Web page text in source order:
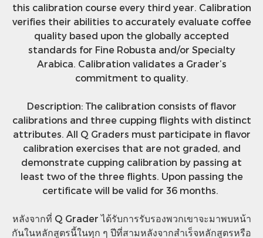
this calibration course every third year. Calibration
verifies their abilities to accurately evaluate coffee
quality based upon the globally accepted
standards for Fine Robusta and/or Specialty
Arabica. Calibration validates a Grader’s
commitment to quality.
Description: The calibration consists of flavor
calibrations and three cupping flights with distinct
attributes. All Q Graders must participate in flavor
calibration exercises that are not graded, and
demonstrate cupping calibration by passing at
least two of the three flights. Upon passing the
certificate will be valid for 36 months.
หลังจากที่ Q Grader ได้รับการรับรองพวกเขาจะมาพบหน้า
กันในหลักสูตรนี้ในทุก ๆ ปีที่สามหลังจากสำเร็จหลักสูตรหรือ